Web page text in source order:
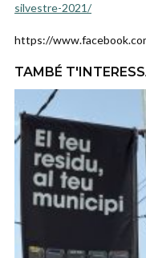
silvestre-2021/
https://
TAMBÉ